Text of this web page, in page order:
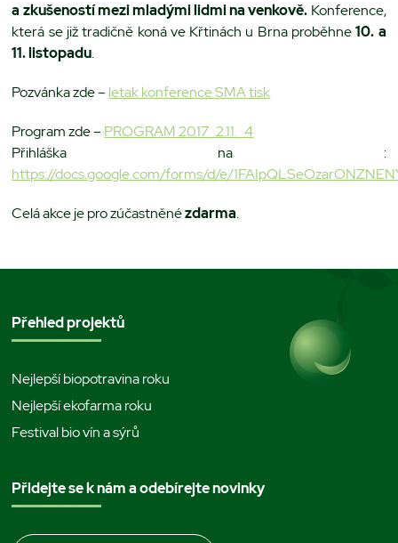
a zkušeností mezi mladými lidmi na venkově. Konference,
která se již tradičně koná ve Křtinách u Brna proběhne10. a
11. listopadu.
Pozvánka zde – letak konference SMA tisk
Program zde – PROGRAM 2017_2.11._4
Přihláška na :
https://docs.google.com/forms/d/e/
Celá akce je pro zúčastněnézdarma.
Přehled projektů
Nejlepší biopotravina roku
Nejlepší ekofarma roku
Festival bio vín a sýrů
Přidejte se k nám a odebírejte novinky